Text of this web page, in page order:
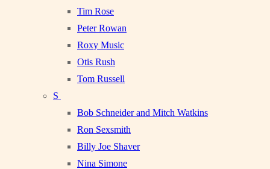
Tim Rose
Peter Rowan
Roxy Music
Otis Rush
Tom Russell
S
Bob Schneider and Mitch Watkins
Ron Sexsmith
Billy Joe Shaver
Nina Simone